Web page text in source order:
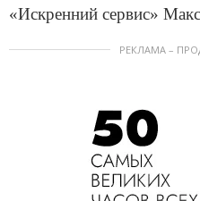
«Искренний сервис»
РЕКЛАМА –